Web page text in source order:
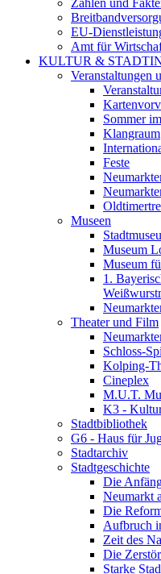
Zahlen und
EU-
Amt für
KULTUR &
Veranstaltungen
Sommer
Klangraum
Feste
Museen
Museum
Museum
1.
Theater und Film
Schloss-
Kolping-
Cineplex
M.U.T.
K3 -
Stadtbibliothek
G6 - Haus für
Stadtarchiv
Stadtgeschichte
Die
Neumarkt
Die
Aufbruch
Zeit des
Die
Starke